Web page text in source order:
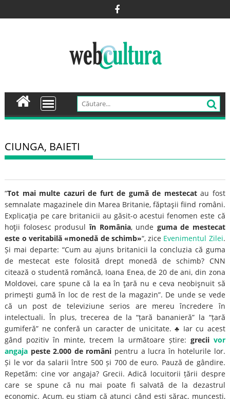
to
CIUNGA, BAIETI
“Tot mai multe cazuri de furt de gumă de mestecatau fost
semnalate magazinele din Marea Britanie, făptaşii fiind români.
Explicaţia pe care britanicii au găsit-o acestui fenomen este că
hoţii folosesc produsulîn România, unde guma de mestecat
este o veritabilă «monedă de schimb»“, zice Evenimentul Zilei.
Și mai departe: “Cum au ajuns britanicii la concluzia că guma
de mestecat este folosită drept monedă de schimb? CNN
citează o studentă româncă, Ioana Enea, de 20 de ani, din zona
Moldovei, care spune că la ea în ţară nu e ceva neobişnuit să
primeşti gumă în loc de rest de la magazin”. De unde se vede
că un post de televiziune serios are mereu încredere în
intelectuali. În plus, trecerea de la “țară bananieră” la “țară
gumiferă” ne conferă un caracter de unicitate. ♣ Iar cu acest
gând pozitiv în minte, trecem la următoare știre: grecii vor
angaja peste 2.000 de români pentru a lucra în hotelurile lor.
Și le vor da salarii între 500 și 700 de euro. Pauză de gândire.
Repetăm: cine vor angaja? Grecii. Adică locuitorii țării despre
care se spune că nu mai poate fi salvată de la dezastrul
economic. Acum, eu știam că atunci când ești sărac, muncești,